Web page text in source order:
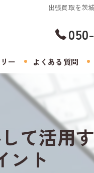
出張買取を茨
ー よくある質問
て活用
ント